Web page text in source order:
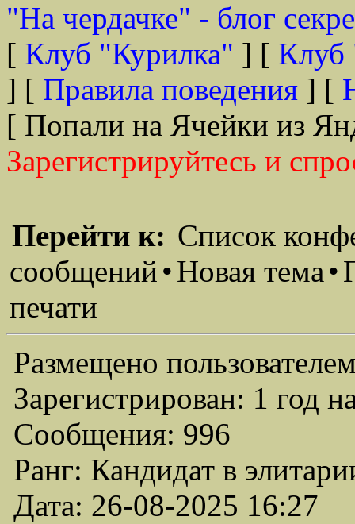
"На чердачке" - блог
[ Клуб "Курилка" ] [ Клуб
] [ Правила поведения ] [
[ Попали на Ячейки из
Зарегистрируйтесь и
Перейти к: Список
сообщений•Новая тема•
печати
Размещено
Зарегистрирован: 1 год
Сообщения: 996
Ранг: Кандидат в
Дата: 26-08-2025 16:27